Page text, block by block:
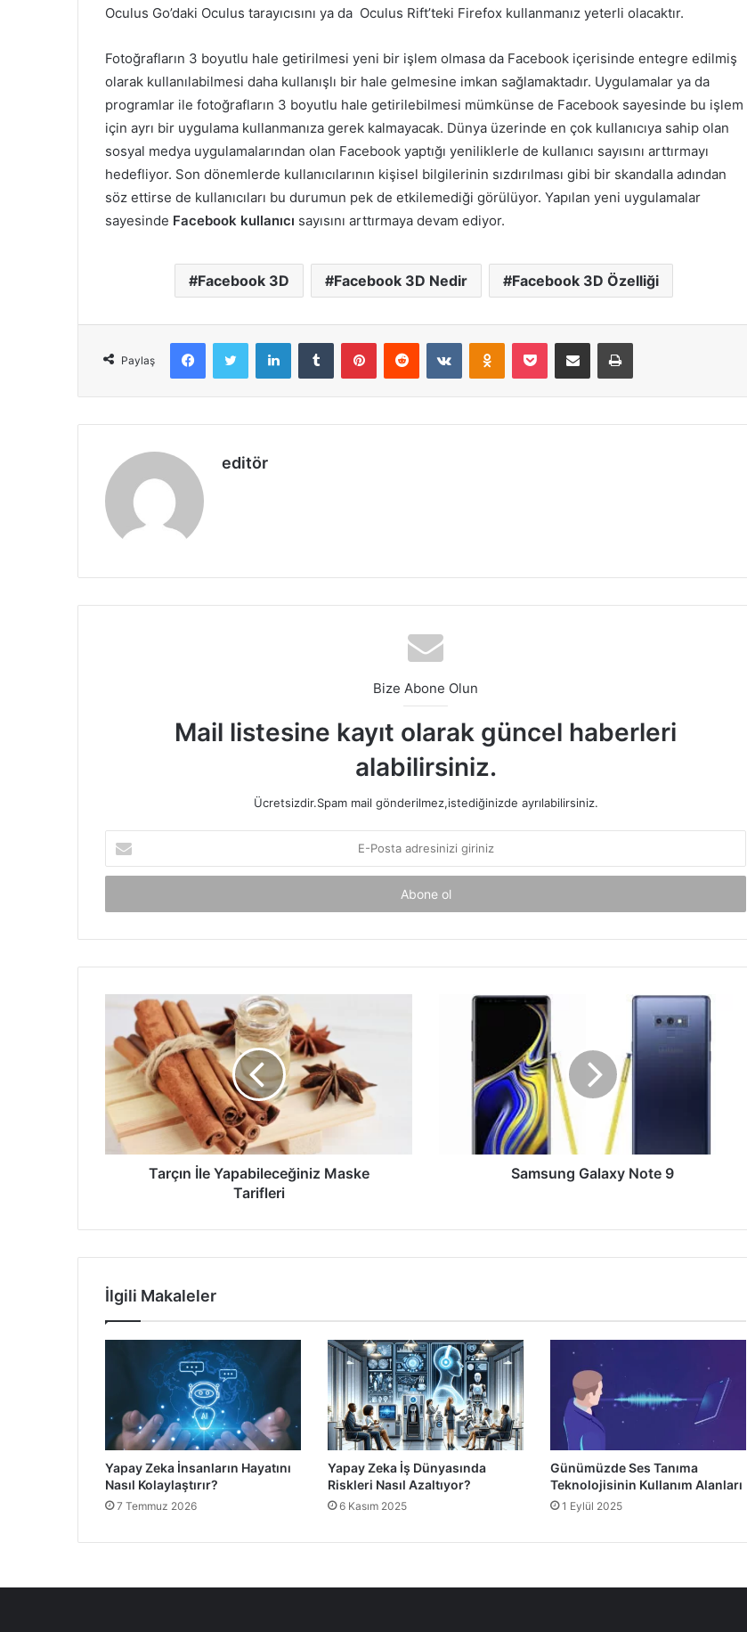
Oculus Go’daki Oculus tarayıcısını ya da Oculus Rift’teki Firefox kullanmanız yeterli olacaktır.
Fotoğrafların 3 boyutlu hale getirilmesi yeni bir işlem olmasa da Facebook içerisinde entegre edilmiş
olarak kullanılabilmesi daha kullanışlı bir hale gelmesine imkan sağlamaktadır. Uygulamalar ya da
programlar ile fotoğrafların 3 boyutlu hale getirilebilmesi mümkünse de Facebook sayesinde bu işlem
için ayrı bir uygulama kullanmanıza gerek kalmayacak. Dünya üzerinde en çok kullanıcıya sahip olan
sosyal medya uygulamalarından olan Facebook yaptığı yeniliklerle de kullanıcı sayısını arttırmayı
hedefliyor. Son dönemlerde kullanıcılarının kişisel bilgilerinin sızdırılması gibi bir skandalla adından
söz ettirse de kullanıcıları bu durumun pek de etkilemediği görülüyor. Yapılan yeni uygulamalar
sayesinde Facebook kullanıcı sayısını arttırmaya devam ediyor.
Facebook 3D Facebook 3D Nedir Facebook 3D Özelliği
Paylaş
Facebook
X LinkedInTumblr PinterestReddit VKontakteOdnoklassniki
Pocket E-Posta ile paylaş Yazdır
editör
Bize Abone Olun
Mail listesine kayıt olarak güncel haberleri
alabilirsiniz.
Ücretsizdir.Spam mail gönderilmez,istediğinizde ayrılabilirsiniz.
Posta
adresinizi
Tarçın
Yapabileceğiniz
Maske
Tarifleri
Tarçın İle Yapabileceğiniz Maske
Tarifleri
Samsung
Galaxy
Samsung Galaxy Note 9
İlgili Makaleler
Yapay Zeka İnsanların Hayatını
Nasıl Kolaylaştırır?
7 Temmuz 2026
Yapay Zeka İş Dünyasında
Riskleri Nasıl Azaltıyor?
6 Kasım 2025
Günümüzde Ses Tanıma
Teknolojisinin Kullanım Alanları
1 Eylül 2025